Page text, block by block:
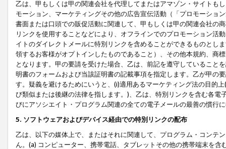
乙は、甲もしくは甲の関連会社を代理してまたはアマゾン・サイトも
モーション、マーケティングその他の広告宣伝活動（「プロモーショ
書面または口頭での販促活動に関連して、甲もしくは甲の関連会社の
リンクを使用することなどにより、オフラインでのプロモーション活
イトのダイレクトメールに特別リンクを含めることができるものとし
領するお客様がオプトインしたものであること）、その他本規約、商
となります。甲の要請を受けた場合、乙は、前記を遵守していること
明書のフォームおよび当該証明書の記載事項を指定します。乙が甲の
す。疑義を避けるためにいうと、(i)適用あるマーケティング法の目的
び類似または後継の法律を指します。)、乙は、特別リンクを含む各
びにアソシエイト・プログラム関連の全ての電子メールの最善の慣行
5. ソフトウェアおよびデバイス経由での特別リンクの配布
乙は、以下の媒体上で、またはそれに関連して、プログラム・コンテ
ん。(a) コンピューター、携帯電話、タブレットその他の携帯端末を